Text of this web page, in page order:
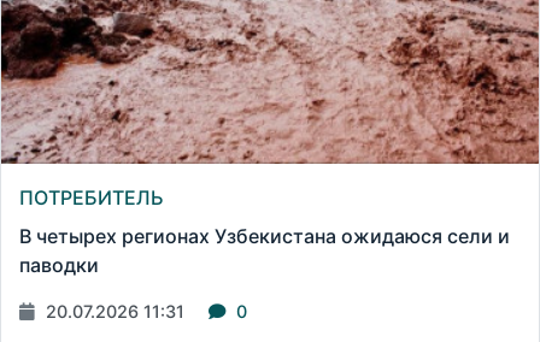
ПОТРЕБИТЕЛЬ
В четырех регионах Узбекистана ожидаюся сели и
паводки
20.07.2026 11:31 0